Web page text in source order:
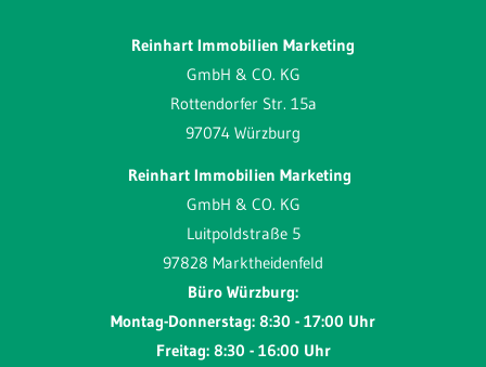
Reinhart Immobilien Marketing
GmbH & CO. KG
Rottendorfer Str. 15a
97074 Würzburg
Reinhart Immobilien Marketing
GmbH & CO. KG
Luitpoldstraße 5
97828 Marktheidenfeld
Büro Würzburg:
Montag-Donnerstag: 8:30 - 17:00 Uhr
Freitag: 8:30 - 16:00 Uhr